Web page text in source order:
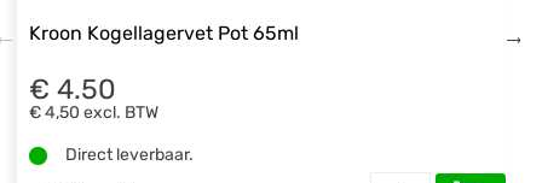
Kroon Kogellagervet Pot 65ml
€ 4.50
€ 4,50 excl. BTW
Direct leverbaar.